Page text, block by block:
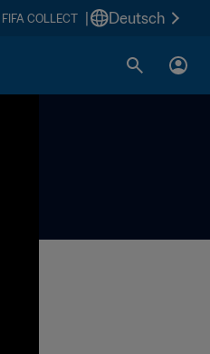
FIFA COLLECT Deutsch